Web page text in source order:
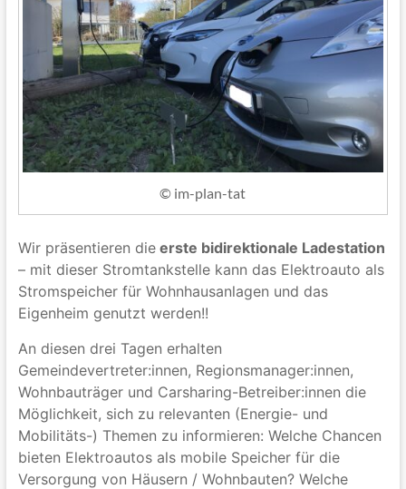
© im-plan-tat
Wir präsentieren dieerste bidirektionale Ladestation
– mit dieser Stromtankstelle kann das Elektroauto als
Stromspeicher für Wohnhausanlagen und das
Eigenheim genutzt werden!!
An diesen drei Tagen erhalten
Gemeindevertreter:innen, Regionsmanager:innen,
Wohnbauträger und Carsharing-Betreiber:innen die
Möglichkeit, sich zu relevanten (Energie- und
Mobilitäts-) Themen zu informieren: Welche Chancen
bieten Elektroautos als mobile Speicher für die
Versorgung von Häusern / Wohnbauten? Welche